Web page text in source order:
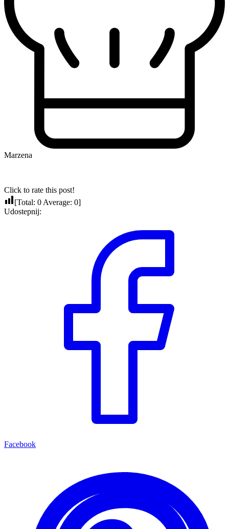
Marzena
Click to rate this post!
[Total: 0 Average: 0]
Udostepnij:
Facebook